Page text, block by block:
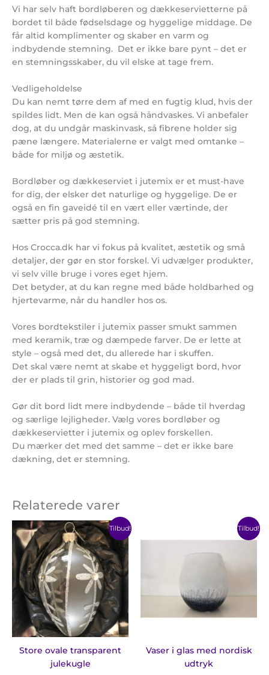
Vi har selv haft bordløberen og dækkeservietterne på
bordet til både fødselsdage og hyggelige middage. De
får altid komplimenter og skaber en varm og
indbydende stemning. Det er ikke bare pynt – det er
en stemningsskaber, du vil elske at tage frem.
Vedligeholdelse
Du kan nemt tørre dem af med en fugtig klud, hvis der
spildes lidt. Men de kan også håndvaskes. Vi anbefaler
dog, at du undgår maskinvask, så fibrene holder sig
pæne længere. Materialerne er valgt med omtanke –
både for miljø og æstetik.
Bordløber og dækkeserviet i jutemix er et must-have
for dig, der elsker det naturlige og hyggelige. De er
også en fin gaveidé til en vært eller værtinde, der
sætter pris på god stemning.
Hos Crocca.dk har vi fokus på kvalitet, æstetik og små
detaljer, der gør en stor forskel. Vi udvælger produkter,
vi selv ville bruge i vores eget hjem.
Det betyder, at du kan regne med både holdbarhed og
hjertevarme, når du handler hos os.
Vores bordtekstiler i jutemix passer smukt sammen
med keramik, træ og dæmpede farver. De er lette at
style – også med det, du allerede har i skuffen.
Det skal være nemt at skabe et hyggeligt bord, hvor
der er plads til grin, historier og god mad.
Gør dit bord lidt mere indbydende – både til hverdag
og særlige lejligheder. Vælg vores bordløber og
dækkeservietter i jutemix og oplev forskellen.
Du mærker det med det samme – det er ikke bare
dækning, det er stemning.
Relaterede varer
Tilbud!
Store ovale transparent
julekugle
Den
oprindelige
pris
var:
159,95 kr..
Den
aktuelle
pris
er:
119,95 kr..
Tilbud!
Vaser i glas med nordisk
udtryk
90,00 kr.
Dette
vare